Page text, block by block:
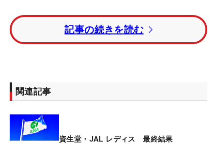
この時期、最も警戒しないといけないのが脱水症
状。このために、大会は、昨年まで6カ所だったコ
ース内の飲料入りアイスボックスを10カ所に増加し
「働いているスタッフはボランティア（約200人）
やメディアの皆さんも含めて600人ぐらいいます。
に、選手だけではなく、これは試合に携わる関係者
たちも飲むことができた。
記事の続きを読む
関連記事
資生堂・JAL レディス 最終結果